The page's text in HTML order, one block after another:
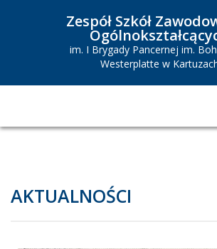
Zespół Szkół
im. I Brygady Pancernej im.
Westerplatte w
AKTUALNOŚCI